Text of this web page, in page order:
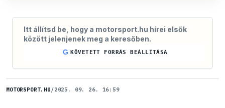
Itt állítsd be, hogy a motorsport.hu hírei elsők
között jelenjenek meg a keresőben.
G KÖVETETT FORRÁS BEÁLLÍTÁSA
MOTORSPORT.HU/2025. 09. 26. 16:59